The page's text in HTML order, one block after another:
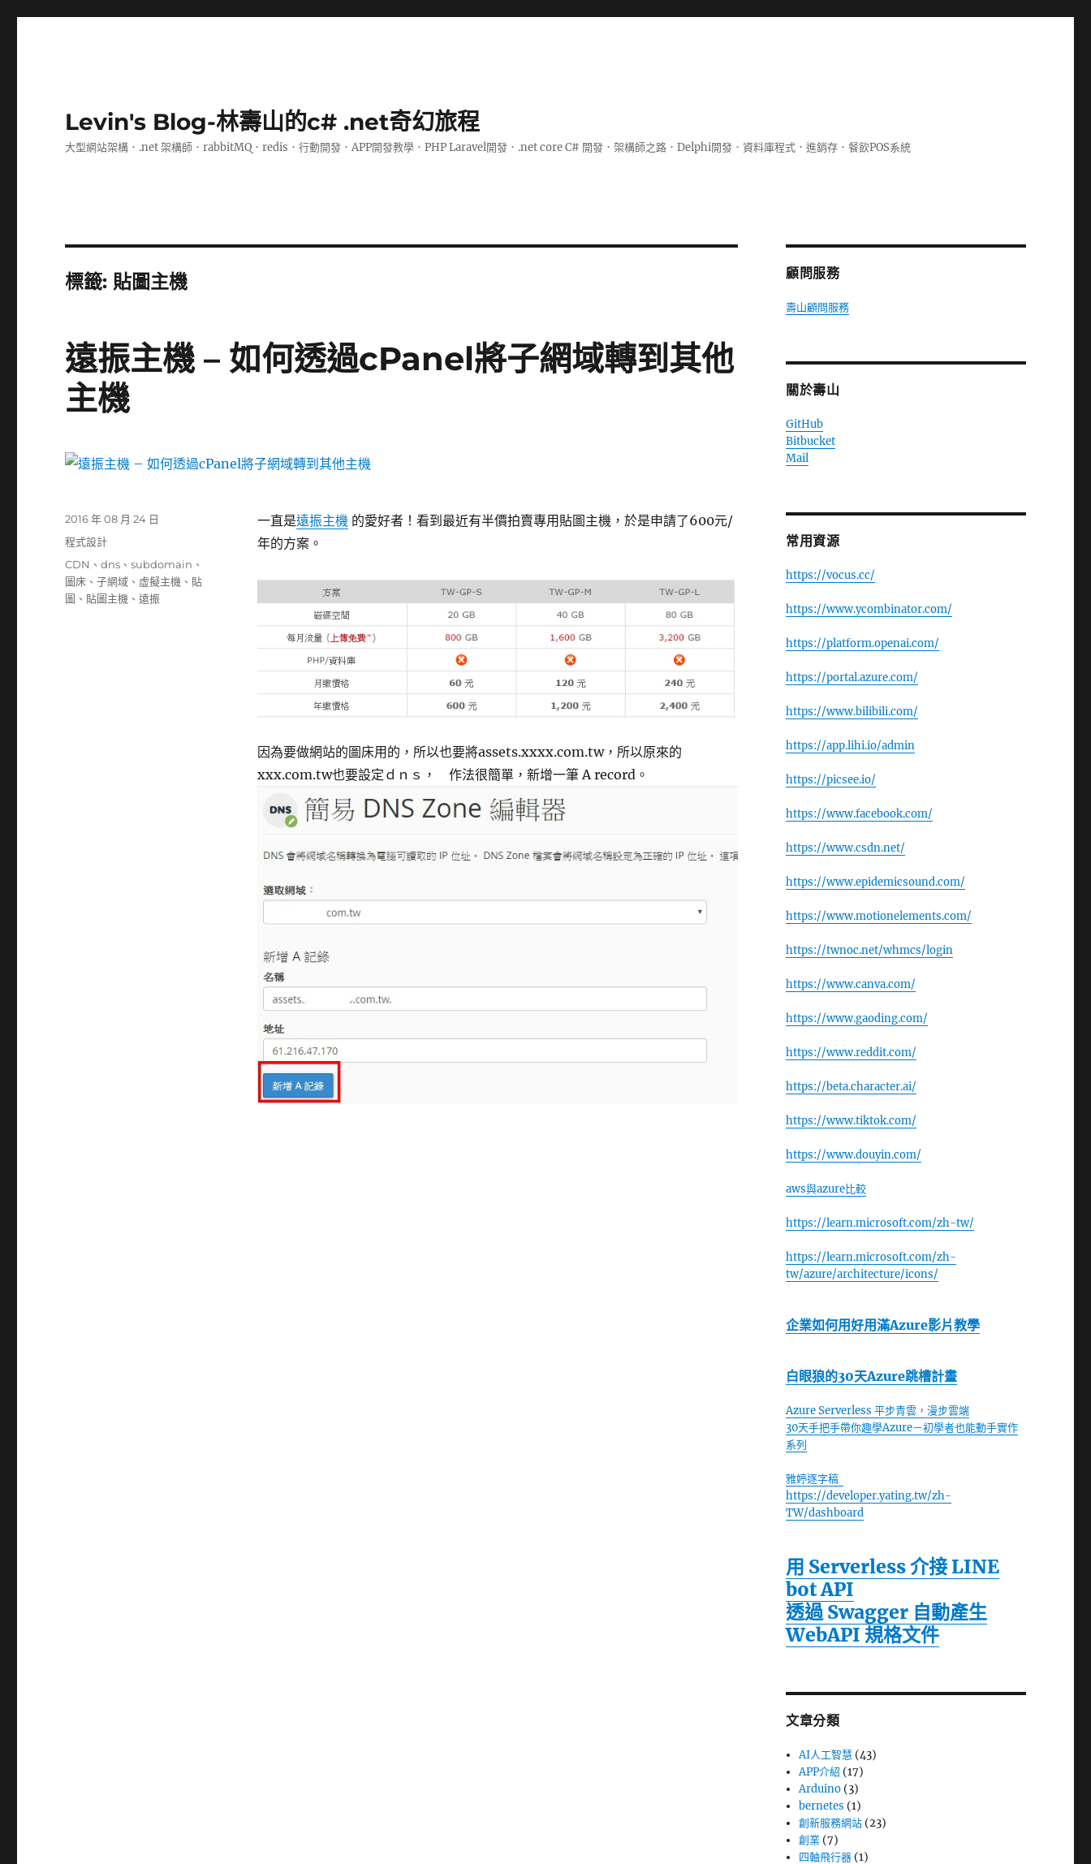
Levin's Blog-林壽山的c# .net奇幻旅程
大型網站架構．.net 架構師．rabbitMQ．redis．行動開發．APP開發教學．PHP Laravel開發．.net core C# 開發．架構師之路．Delphi開發．資料庫程式．進銷存．餐飲POS系統
標籤: 貼圖主機
遠振主機 – 如何透過cPanel將子網域轉到其他
主機
一直是遠振主機的愛好者！看到最近有半價拍賣專用貼圖主機，於是申請了600元/
年的方案。
因為要做網站的圖床用的，所以也要將assets.xxxx.com.tw，所以原來的
xxx.com.tw也要設定ｄｎｓ， 作法很簡單，新增一筆 A record。
發
佈
期:
2016 年 08 月 24 日
分
程式設計
標
籤
CDN 、dns 、subdomain 、
圖床 、子網域 、 虛擬主機 、 貼
圖 、 貼圖主機 、遠振
顧問服務
壽山顧問服務
關於壽山
GitHub
Bitbucket
Mail
常用資源
https://vocus.cc/
https://www.ycombinator.com/
https://platform.openai.com/
https://portal.azure.com/
https://www.bilibili.com/
https://app.lihi.io/admin
https://picsee.io/
https://www.facebook.com/
https://www.csdn.net/
https://www.epidemicsound.com/
https://www.motionelements.com/
https://twnoc.net/whmcs/login
https://www.canva.com/
https://www.gaoding.com/
https://www.reddit.com/
https://beta.character.ai/
https://www.tiktok.com/
https://www.douyin.com/
aws與azure比較
https://learn.microsoft.com/zh-tw/
https://learn.microsoft.com/zh-
tw/azure/architecture/icons/
企業如何用好用滿Azure影片教學
白眼狼的30天Azure跳槽計畫
Azure Serverless 平步青雲，漫步雲端
30天手把手帶你趣學Azure－初學者也能動手實作
系列
雅婷逐字稿
https://developer.yating.tw/zh-
TW/dashboard
用 Serverless 介接 LINE
bot API
透過 Swagger 自動產生
WebAPI 規格文件
文章分類
AI人工智慧 (43)
APP介紹 (17)
Arduino (3)
bernetes (1)
創新服務網站 (23)
創業 (7)
四軸飛行器 (1)